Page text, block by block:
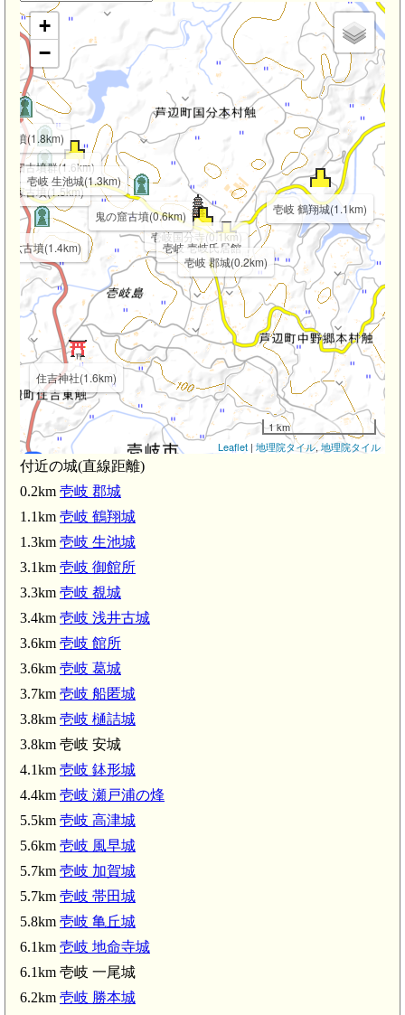
壱岐国分寺(0.1km)
鬼の窟古墳(0.6km)
双六古墳(1.4km)
笹塚古墳(1.5km)
合畑古墳群(1.6km)
住吉神社(1.6km)
古墳(1.8km)
長男神社(4.1km)
壱岐 壱岐氏居館
壱岐 郡城(0.2km)
壱岐 鶴翔城(1.1km)
壱岐 生池城(1.3km)
鉢形城(4.1km)
壱岐 帯田城(5.7km)
壱岐 岳ノ辻の烽(6.5km)
+
−
1 km
Leaflet | 地理院タイル,地理院タイル
付近の城(直線距離)
0.2km 壱岐 郡城
1.1km 壱岐 鶴翔城
1.3km 壱岐 生池城
3.1km 壱岐 御館所
3.3km 壱岐 覩城
3.4km 壱岐 浅井古城
3.6km 壱岐 館所
3.6km 壱岐 葛城
3.7km 壱岐 船匿城
3.8km 壱岐 樋詰城
3.8km 壱岐 安城
4.1km 壱岐 鉢形城
4.4km 壱岐 瀬戸浦の烽
5.5km 壱岐 高津城
5.6km 壱岐 風早城
5.7km 壱岐 加賀城
5.7km 壱岐 帯田城
5.8km 壱岐 亀丘城
6.1km 壱岐 地命寺城
6.1km 壱岐 一尾城
6.2km 壱岐 勝本城